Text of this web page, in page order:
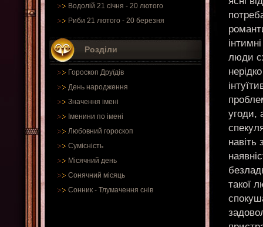
Водолій 21 січня - 20 лютого
Риби 21 лютого - 20 березня
Розділи
Гороскоп Друїдів
День народження
Значення імені
Іменини по імені
Любовний гороскоп
Сумісність
Місячний день
Сонячний місяць
Сонник - Тлумачення снів
люди
угоди,
такої